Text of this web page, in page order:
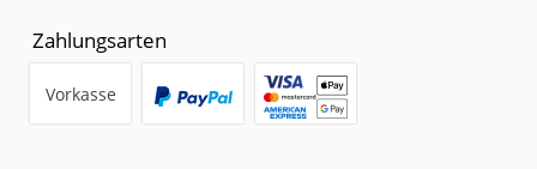
Zahlungsarten
Vorkasse